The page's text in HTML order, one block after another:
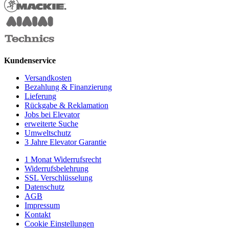
Kundenservice
Versandkosten
Bezahlung & Finanzierung
Lieferung
Rückgabe & Reklamation
Jobs bei Elevator
erweiterte Suche
Umweltschutz
3 Jahre Elevator Garantie
1 Monat Widerrufsrecht
Widerrufsbelehrung
SSL Verschlüsselung
Datenschutz
AGB
Impressum
Kontakt
Cookie Einstellungen